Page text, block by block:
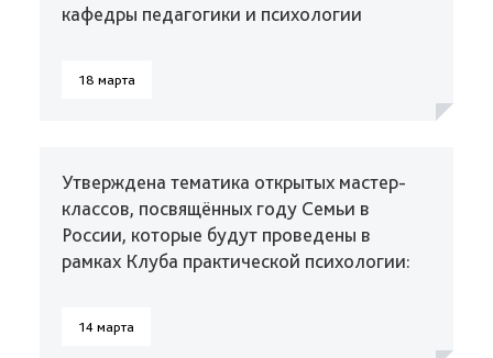
кафедры педагогики и психологии
18 марта
Утверждена тематика открытых мастер-
классов, посвящённых году Семьи в
России, которые будут проведены в
рамках Клуба практической психологии:
14 марта